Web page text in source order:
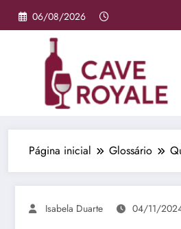
Pular
para
06/08/2026
Página inicial Glossário
Isabela Duarte 04/11/